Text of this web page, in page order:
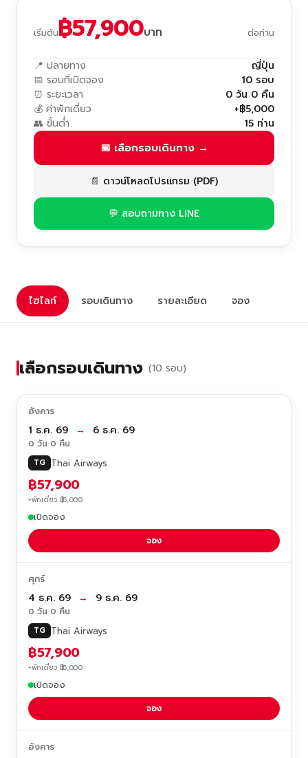
เริ่มต้น฿57,900บาท ต่อท่าน
📍 ปลายทาง
ญี่ปุ่น
📅 รอบที่เปิดจอง
10 รอบ
⏰ ระยะเวลา
0 วัน 0 คืน
💰 ค่าพักเดี่ยว
+฿5,000
👥 ขั้นต่ำ
15 ท่าน
📅 เลือกรอบเดินทาง →
📄 ดาวน์โหลดโปรแกรม (PDF)
💬 สอบถามทาง LINE
ไฮไลท์ รอบเดินทาง รายละเอียด จอง
เลือกรอบเดินทาง (10 รอบ)
อังคาร
1 ธ.ค. 69 → 6 ธ.ค. 69
0 วัน 0 คืน
TG Thai Airways
฿57,900
+พักเดี่ยว ฿5,000
เปิดจอง
จอง
ศุกร์
4 ธ.ค. 69 → 9 ธ.ค. 69
0 วัน 0 คืน
TG Thai Airways
฿57,900
+พักเดี่ยว ฿5,000
เปิดจอง
จอง
อังคาร